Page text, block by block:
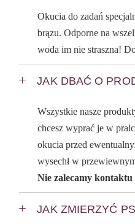
Okucia do zadań
brązu. Odporne na
woda im nie straszna!
JAK DBAĆ O
Wszystkie nasze
chcesz wyprać je w
okucia przed
wysechł w
Nie zalecamy kontaktu
JAK ZMIERZYĆ